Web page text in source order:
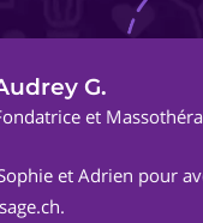
G.
et
et Adrien pour